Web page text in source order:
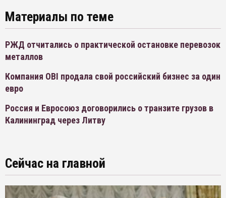
Материалы по теме
РЖД отчитались о практической остановке перевозок
металлов
Компания OBI продала свой российский бизнес за один
евро
Россия и Евросоюз договорились о транзите грузов в
Калининград через Литву
Сейчас на главной